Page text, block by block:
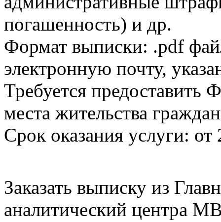
погашенность) и др.
Формат выписки: .pdf
электронную почту,
Требуется
места жительства
Срок оказания услуги: от
Заказать выписку из
аналитический центра